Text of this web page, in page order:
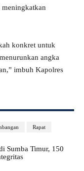
meningkatkan
konkret untuk
angka
imbuh Kapolres
Rapat
Sumba Timur, 150